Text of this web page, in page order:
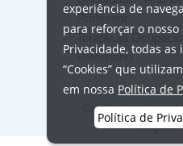
Professor
Terapeuta
Veterinário
Crédito das fotos:
Magnific
experiência de
para reforçar o
Privacidade, todas as
“Cookies” que
em nossa Política de
Política de